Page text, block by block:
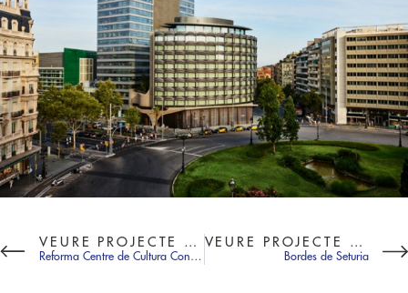
VEURE PROJECTE ANTERIOR
Reforma Centre de Cultura Contemporània de Barcelona (CCCB)
VEURE PROJECTE SEGÜENT
Bordes de Seturia